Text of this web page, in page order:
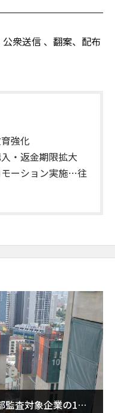
衆送信 、翻案、配布
強化
・返金期限拡大
ーション実施…往
監査対象企業の1割